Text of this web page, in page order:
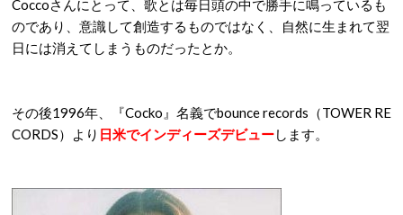
Coccoさんにとって、歌とは毎日頭の中で勝手に鳴っているも
のであり、意識して創造するものではなく、自然に生まれて翌
日には消えてしまうものだったとか。
その後1996年、『Cocko』名義でbounce records（TOWER RE
CORDS）より 日米でインディーズデビューします。